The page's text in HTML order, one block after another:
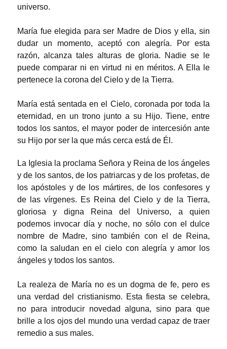
universo.
María fue elegida para ser Madre de Dios y ella, sin
dudar un momento, aceptó con alegría. Por esta
razón, alcanza tales alturas de gloria. Nadie se le
puede comparar ni en virtud ni en méritos. A Ella le
pertenece la corona del Cielo y de la Tierra.
María está sentada en el Cielo, coronada por toda la
eternidad, en un trono junto a su Hijo. Tiene, entre
todos los santos, el mayor poder de intercesión ante
su Hijo por ser la que más cerca está de Él.
La Iglesia la proclama Señora y Reina de los ángeles
y de los santos, de los patriarcas y de los profetas, de
los apóstoles y de los mártires, de los confesores y
de las vírgenes. Es Reina del Cielo y de la Tierra,
gloriosa y digna Reina del Universo, a quien
podemos invocar día y noche, no sólo con el dulce
nombre de Madre, sino también con el de Reina,
como la saludan en el cielo con alegría y amor los
ángeles y todos los santos.
La realeza de María no es un dogma de fe, pero es
una verdad del cristianismo. Esta fiesta se celebra,
no para introducir novedad alguna, sino para que
brille a los ojos del mundo una verdad capaz de traer
remedio a sus males.